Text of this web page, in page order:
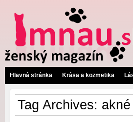
Hlavná stránka Krása a kozmetika
Tag Archives: akné